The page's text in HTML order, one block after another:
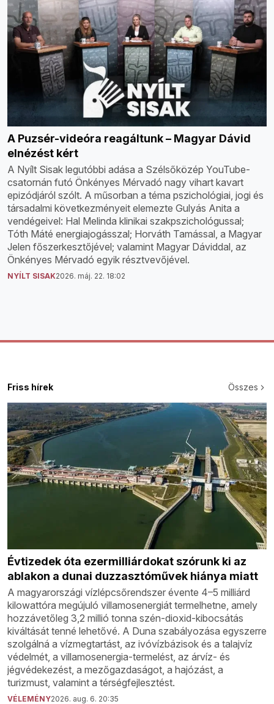
A Puzsér-videóra reagáltunk – Magyar Dávid
elnézést kért
A Nyílt Sisak legutóbbi adása a Szélsőközép YouTube-
csatornán futó Önkényes Mérvadó nagy vihart kavart
epizódjáról szólt. A műsorban a téma pszichológiai, jogi és
társadalmi következményeit elemezte Gulyás Anita a
vendégeivel: Hal Melinda klinikai szakpszichológussal;
Tóth Máté energiajogásszal; Horváth Tamással, a Magyar
Jelen főszerkesztőjével; valamint Magyar Dáviddal, az
Önkényes Mérvadó egyik résztvevőjével.
NYÍLT SISAK2026. máj. 22. 18:02
Friss hírek Összes
Évtizedek óta ezermilliárdokat szórunk ki az
ablakon a dunai duzzasztóművek hiánya miatt
A magyarországi vízlépcsőrendszer évente 4–5 milliárd
kilowattóra megújuló villamosenergiát termelhetne, amely
hozzávetőleg 3,2 millió tonna szén-dioxid-kibocsátás
kiváltását tenné lehetővé. A Duna szabályozása egyszerre
szolgálná a vízmegtartást, az ivóvízbázisok és a talajvíz
védelmét, a villamosenergia-termelést, az árvíz- és
jégvédekezést, a mezőgazdaságot, a hajózást, a
turizmust, valamint a térségfejlesztést.
VÉLEMÉNY2026. aug. 6. 20:35